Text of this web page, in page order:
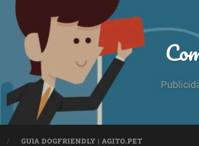
GUIA DOGFRIENDLY | AGITO.PET